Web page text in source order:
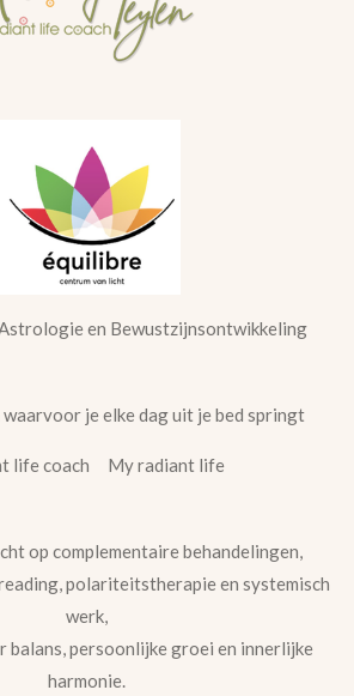
en Bewustzijnsontwikkeling
je elke dag uit je bed springt
life coach My radiant life
op complementaire behandelingen,
polariteitstherapie en systemisch
werk,
balans, persoonlijke groei en innerlijke
harmonie.